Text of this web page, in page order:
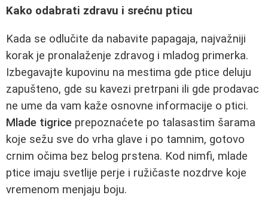
Kako odabrati zdravu i srećnu pticu
Kada se odlučite da nabavite papagaja, najvažniji
korak je pronalaženje zdravog i mladog primerka.
Izbegavajte kupovinu na mestima gde ptice deluju
zapušteno, gde su kavezi pretrpani ili gde prodavac
ne ume da vam kaže osnovne informacije o ptici.
Mlade tigrice prepoznaćete po talasastim šarama
koje sežu sve do vrha glave i po tamnim, gotovo
crnim očima bez belog prstena. Kod nimfi, mlade
ptice imaju svetlije perje i ružičaste nozdrve koje
vremenom menjaju boju.